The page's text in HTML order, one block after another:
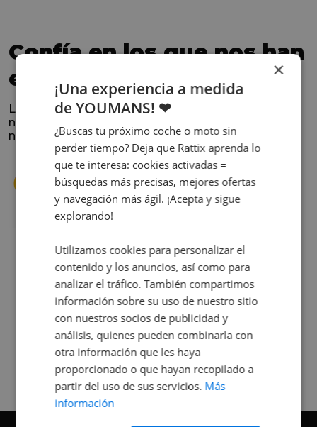
Confía en los que nos han
elegido
La satisfacción y la experiencia de los clientes es
nuestra prioridad. Lee lo que opinan y conoce
nuestra historia.
Cuando decidí vender mi coche busqué
diferentes empresas donde hacerlo y la que
me dio más confianza fue Rattix, por las
buenas (y tantas) reseñas que tienen.
Realmente la experiencia ha sido muy
buena, Carolina ha sido siempre muy atenta
y profesional. Finalmente mi hermana se
queda el coche, pero no puedo más que
recomendar el buen trato desde el primer
hasta el último momento.
Judit Sorribes
×
¡Una experiencia a medida
de YOUMANS! ❤
¿Buscas tu próximo coche o moto sin
perder tiempo? Deja que Rattix aprenda lo
que te interesa: cookies activadas =
búsquedas más precisas, mejores ofertas
y navegación más ágil. ¡Acepta y sigue
explorando!
Utilizamos cookies para personalizar el
contenido y los anuncios, así como para
analizar el tráfico. También compartimos
información sobre su uso de nuestro sitio
con nuestros socios de publicidad y
análisis, quienes pueden combinarla con
otra información que les haya
proporcionado o que hayan recopilado a
partir del uso de sus servicios. Más
información